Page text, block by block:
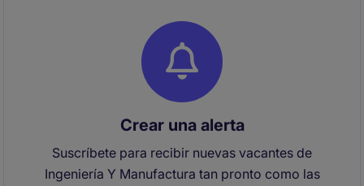
Crear una alerta
Suscríbete para recibir nuevas vacantes de
Ingeniería Y Manufactura tan pronto como las